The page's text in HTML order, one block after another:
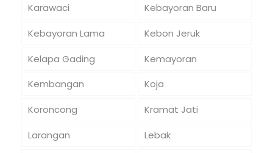
Karawaci
Kebayoran Baru
Kebayoran Lama
Kebon Jeruk
Kelapa Gading
Kemayoran
Kembangan
Koja
Koroncong
Kramat Jati
Larangan
Lebak